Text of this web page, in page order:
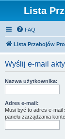
Lista
FAQ
Lista Przebojów
Wyślij e-mail
Nazwa użytkownika:
Adres e-mail:
Musi być to adres e-mail
panelu zarządzania